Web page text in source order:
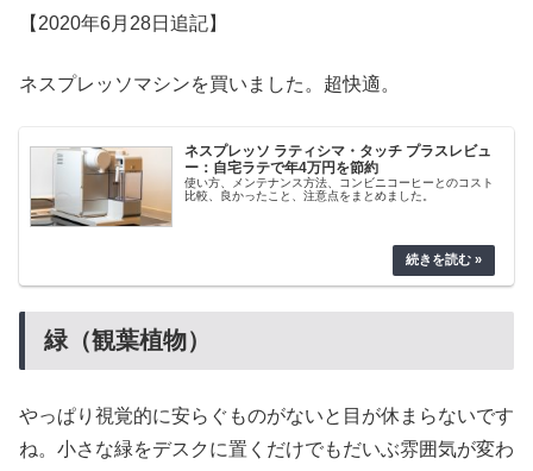
【2020年6月28日追記】
ネスプレッソマシンを買いました。超快適。
ネスプレッソ ラティシマ・タッチ プラスレビュ
ー：自宅ラテで年4万円を節約
使い方、メンテナンス方法、コンビニコーヒーとのコスト
比較、良かったこと、注意点をまとめました。
緑（観葉植物）
やっぱり視覚的に安らぐものがないと目が休まらないです
ね。小さな緑をデスクに置くだけでもだいぶ雰囲気が変わ